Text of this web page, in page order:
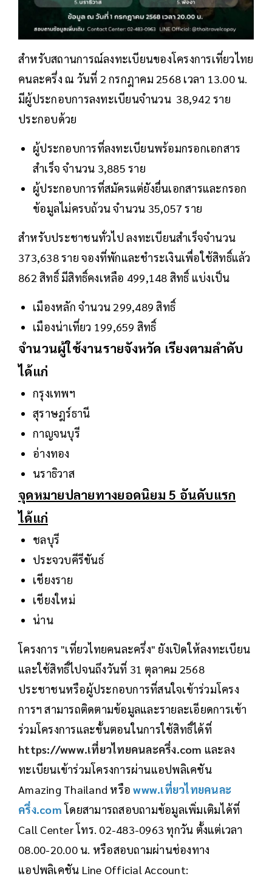
สำหรับสถานการณ์ลงทะเบียนของโครงการเที่ยวไทย
คนละครึ่ง ณ วันที่ 2 กรกฎาคม 2568 เวลา 13.00 น.
มีผู้ประกอบการลงทะเบียนจำนวน 38,942 ราย
ประกอบด้วย
ผู้ประกอบการที่ลงทะเบียนพร้อมกรอกเอกสาร
สำเร็จ จำนวน 3,885 ราย
ผู้ประกอบการที่สมัครแต่ยังยื่นเอกสารและกรอก
ข้อมูลไม่ครบถ้วน จำนวน 35,057 ราย
สำหรับประชาชนทั่วไป ลงทะเบียนสำเร็จจำนวน
373,638 ราย จองที่พักและชำระเงินเพื่อใช้สิทธิ์แล้ว
862 สิทธิ์ มีสิทธิ์คงเหลือ 499,148 สิทธิ์ แบ่งเป็น
เมืองหลัก จำนวน 299,489 สิทธิ์
เมืองน่าเที่ยว 199,659 สิทธิ์
จำนวนผู้ใช้งานรายจังหวัด เรียงตามลำดับ
ได้แก่
กรุงเทพฯ
สุราษฎร์ธานี
กาญจนบุรี
อ่างทอง
นราธิวาส
จุดหมายปลายทางยอดนิยม 5 อันดับแรก
ได้แก่
ชลบุรี
ประจวบคีรีขันธ์
เชียงราย
เชียงใหม่
น่าน
โครงการ "เที่ยวไทยคนละครึ่ง" ยังเปิดให้ลงทะเบียน
และใช้สิทธิ์ไปจนถึงวันที่ 31 ตุลาคม 2568
ประชาชนหรือผู้ประกอบการที่สนใจเข้าร่วมโครง
การฯ สามารถติดตามข้อมูลและรายละเอียดการเข้า
ร่วมโครงการและขั้นตอนในการใช้สิทธิ์ได้ที่
https://www.เที่ยวไทยคนละครึ่ง.com และลง
ทะเบียนเข้าร่วมโครงการผ่านแอปพลิเคชัน
Amazing Thailand หรือwww.เที่ยวไทยคนละ
ครึ่ง.comโดยสามารถสอบถามข้อมูลเพิ่มเติมได้ที่
Call Center โทร. 02-483-0963 ทุกวัน ตั้งแต่เวลา
08.00-20.00 น. หรือสอบถามผ่านช่องทาง
แอปพลิเคชัน Line Official Account: